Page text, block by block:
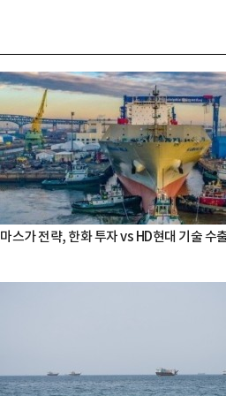
마스가 전략, 한화 투자 vs HD현대 기술 수